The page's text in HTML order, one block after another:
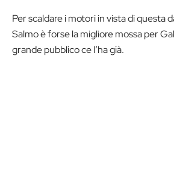
Per scaldare i motori in vista di questa
Salmo è forse la migliore mossa per
grande pubblico ce l’ha già.